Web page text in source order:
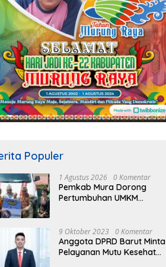
Populer
1 Agustus 2026 0 Komentar
Pemkab Mura Dorong
Pertumbuhan UMKM
9 Oktober 2023 0 Komentar
Anggota DPRD Barut Minta
Pelayanan Mutu Kesehatan